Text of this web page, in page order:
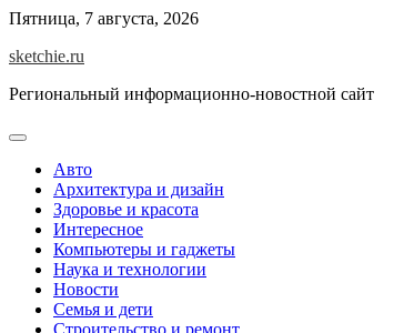
Skip
content
Пятница, 7 августа, 2026
sketchie.ru
Региональный информационно-новостной сайт
Авто
Архитектура и дизайн
Здоровье и красота
Интересное
Компьютеры и гаджеты
Наука и технологии
Новости
Семья и дети
Строительство и ремонт